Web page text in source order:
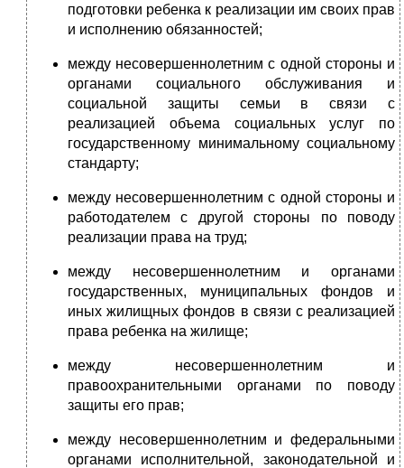
подготовки ребенка к реализации им своих прав
и исполнению обязанностей;
между несовершеннолетним с одной стороны и
органами социального обслуживания и
социальной защиты семьи в связи с
реализацией объема социальных услуг по
государственному минимальному социальному
стандарту;
между несовершеннолетним с одной стороны и
работодателем с другой стороны по поводу
реализации права на труд;
между несовершеннолетним и органами
государственных, муниципальных фондов и
иных жилищных фондов в связи с реализацией
права ребенка на жилище;
между несовершеннолетним и
правоохранительными органами по поводу
защиты его прав;
между несовершеннолетним и федеральными
органами исполнительной, законодательной и